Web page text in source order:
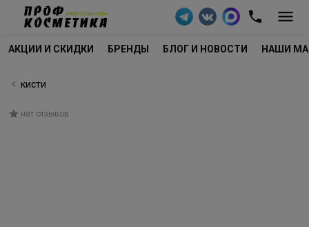
АКЦИИ И СКИДКИ БРЕНДЫ БЛОГ И НОВОСТИ НАШИ
кисти
нет отзывов